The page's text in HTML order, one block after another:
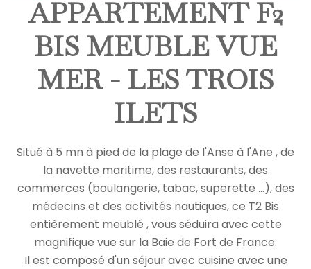
APPARTEMENT F2
BIS MEUBLE VUE
MER - LES TROIS
ILETS
Situé à 5 mn à pied de la plage de l'Anse à l'Ane , de
la navette maritime, des restaurants, des
commerces (boulangerie, tabac, superette ...), des
médecins et des activités nautiques, ce T2 Bis
entièrement meublé , vous séduira avec cette
magnifique vue sur la Baie de Fort de France.
Il est composé d'un séjour avec cuisine avec une